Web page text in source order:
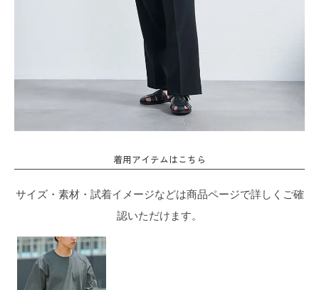
着用アイテムはこちら
サイズ・素材・試着イメージなどは商品ページで詳しくご確
認いただけます。